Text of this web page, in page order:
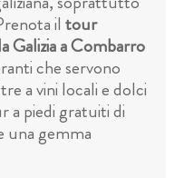
il tour
Galizia a Combarro
che servono
a vini locali e dolci
a piedi gratuiti di
una gemma